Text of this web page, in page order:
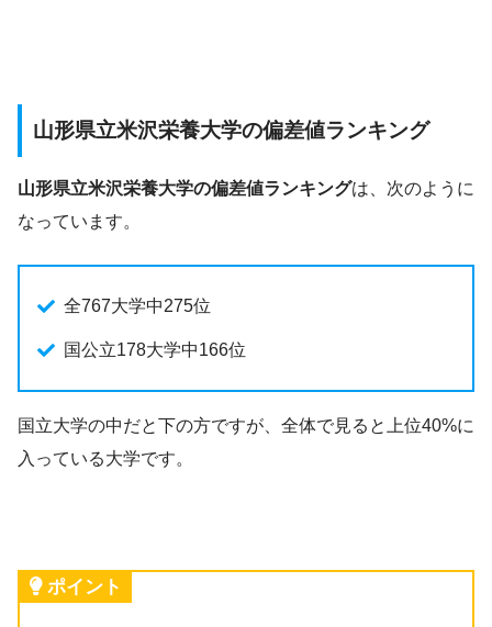
山形県立米沢栄養大学の偏差値ランキング
山形県立米沢栄養大学の偏差値ランキングは、次のように
なっています。
全767大学中275位
国公立178大学中166位
国立大学の中だと下の方ですが、全体で見ると上位40%に
入っている大学です。
ポイント